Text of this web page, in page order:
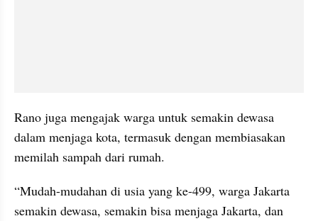
Rano juga mengajak warga untuk semakin dewasa
dalam menjaga kota, termasuk dengan membiasakan
memilah sampah dari rumah.
“Mudah-mudahan di usia yang ke-499, warga Jakarta
semakin dewasa, semakin bisa menjaga Jakarta, dan